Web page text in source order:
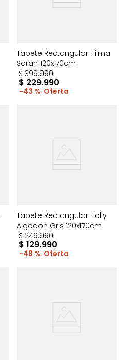
Tapete Rectangular Hilma
Sarah 120x170cm
$ 399.990
$ 229.990
43 %
Tapete Rectangular Holly
Algodon Gris 120x170cm
$ 249.990
$ 129.990
48 %